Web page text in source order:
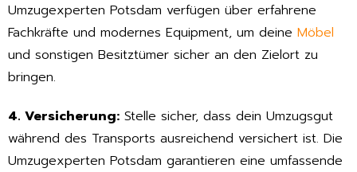
Umzugexperten Potsdam verfügen über erfahrene
Fachkräfte und modernes Equipment, um deine Möbel
und sonstigen Besitztümer sicher an den Zielort zu
bringen.
4. Versicherung: Stelle sicher, dass dein Umzugsgut
während des Transports ausreichend versichert ist. Die
Umzugexperten Potsdam garantieren eine umfassende